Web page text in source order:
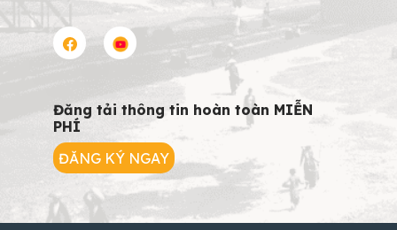
Đăng tải thông tin hoàn toàn MIỄN
PHÍ
ĐĂNG KÝ NGAY